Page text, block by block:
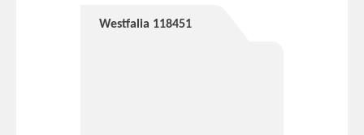
Westfalia 118451